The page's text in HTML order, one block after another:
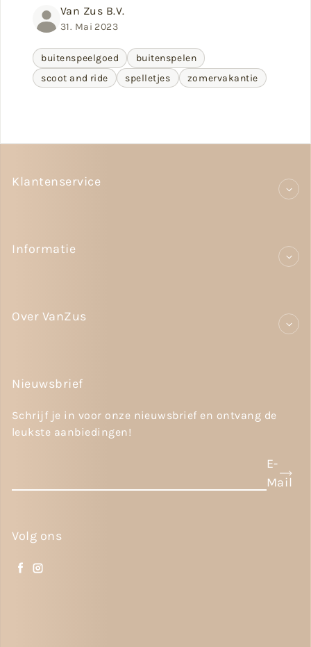
Van Zus B.V.
31. Mai 2023
buitenspeelgoed
buitenspelen
scoot and ride
spelletjes zomervakantie
Klantenservice
Informatie
Over VanZus
Nieuwsbrief
Schrijf je in voor onze nieuwsbrief en ontvang de
leukste aanbiedingen!
E-
Mail
Volg ons
Facebook
Instagram